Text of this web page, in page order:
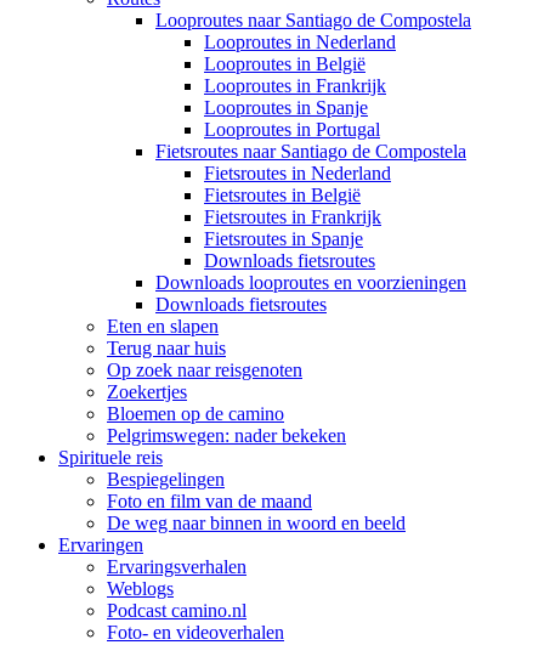
Looproutes naar Santiago de Compostela
Looproutes in Nederland
Looproutes in België
Looproutes in Frankrijk
Looproutes in Spanje
Looproutes in Portugal
Fietsroutes naar Santiago de Compostela
Fietsroutes in Nederland
Fietsroutes in België
Fietsroutes in Frankrijk
Fietsroutes in Spanje
Downloads fietsroutes
Downloads looproutes en voorzieningen
Downloads fietsroutes
Eten en slapen
Terug naar huis
Op zoek naar reisgenoten
Zoekertjes
Bloemen op de camino
Pelgrimswegen: nader bekeken
Spirituele reis
Bespiegelingen
Foto en film van de maand
De weg naar binnen in woord en beeld
Ervaringen
Ervaringsverhalen
Weblogs
Podcast camino.nl
Foto- en videoverhalen